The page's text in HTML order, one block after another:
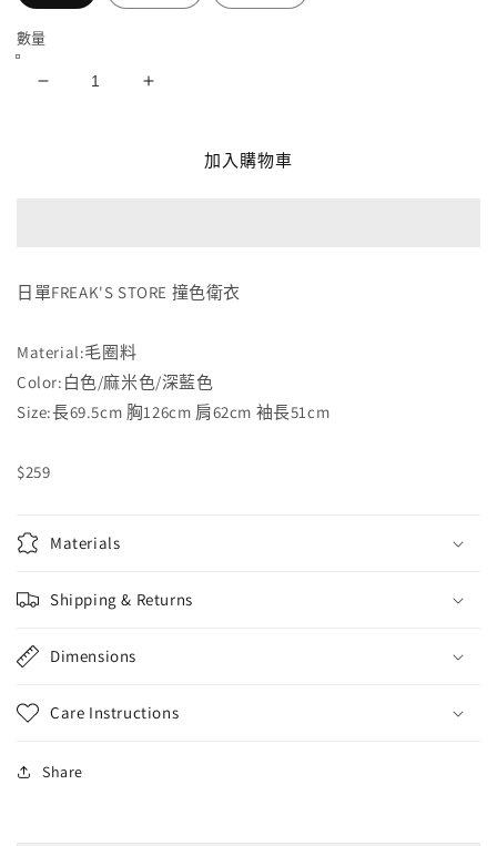
數量
衣
量
少
FREAK&#39;S
STORE
衣
增
加
加入購物車
日單FREAK'S STORE 撞色衛衣
Material:毛圈料
Color:白色/麻米色/深藍色
Size:長69.5cm 胸126cm 肩62cm 袖長51cm
$259
Materials
Shipping & Returns
Dimensions
Care Instructions
Share